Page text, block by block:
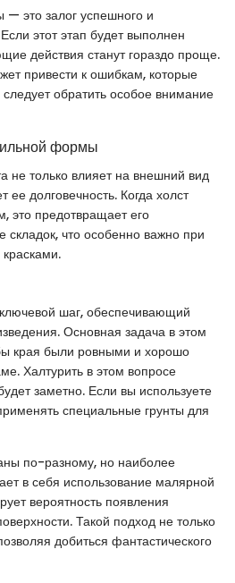
— это залог успешного и
этот этап будет выполнен
действия станут гораздо проще.
привести к ошибкам, которые
обратить особое внимание
формы
не только влияет на внешний вид
ее долговечность. Когда холст
это предотвращает его
что особенно важно при
шаг, обеспечивающий
Основная задача в этом
края были ровными и хорошо
Халтурить в этом вопросе
заметно. Если вы используете
специальные грунты для
по-разному, но наиболее
в себя использование малярной
вероятность появления
Такой подход не только
добиться фантастического